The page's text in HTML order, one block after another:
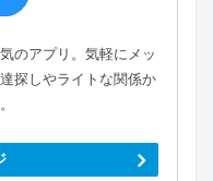
のアプリ。気軽にメッ
探しやライトな関係か